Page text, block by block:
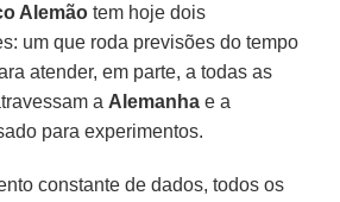
Alemão tem hoje dois
um que roda previsões do tempo
atender, em parte, a todas as
a Alemanha e a
para experimentos.
constante de dados, todos os